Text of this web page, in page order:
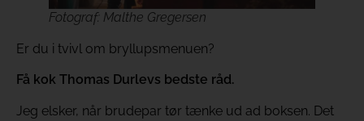
Fotograf: Malthe Gregersen
Er du i tvivl om bryllupsmenuen?
Få kok Thomas Durlevs bedste råd.
Jeg elsker, når brudepar tør tænke ud ad boksen. Det